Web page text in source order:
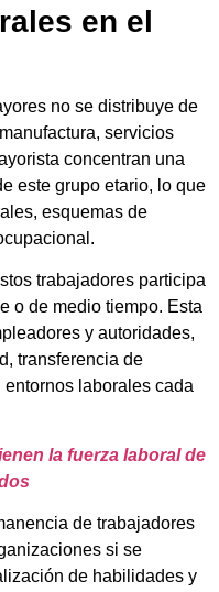
en el
no se distribuye de
servicios
concentran una
este grupo etario, lo que
esquemas de
trabajadores participa
o de medio tiempo. Esta
y autoridades,
transferencia de
laborales cada
la fuerza laboral de
de trabajadores
si se
de habilidades y